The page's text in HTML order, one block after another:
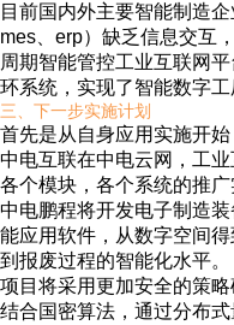
目前国内外主要智能制造
mes
erp）缺乏信息交互
周期智能管控工业互联网
环系统，实现了智能数字
三、下一步实施计划
首先是从自身应用实施开
中电互联在中电云网 ，工
各个模块，各个系统的推广
中电鹏程将开发电子制造
能应用软件，从数字空间
到报废过程的智能化水平。
项目将采用更加安全的策
结合国密算法，通过分布